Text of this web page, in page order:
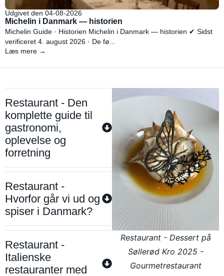
Udgivet den 04-08-2026
Michelin i Danmark — historien
Michelin Guide · Historien Michelin i Danmark — historien ✔ Sidst
verificeret 4. august 2026 · De fø...
Læs mere →
Restaurant - Den
komplette guide til
gastronomi,
oplevelse og
forretning
Restaurant -
Hvorfor går vi ud og
spiser i Danmark?
Restaurant -
Italienske
restauranter med
Restaurant - Dessert på
Søllerød Kro 2025 -
Gourmetrestaurant